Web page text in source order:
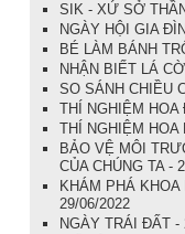
SIK - XỨ SỞ
NGÀY HỘI GIA
BÉ LÀM BÁNH
NHẬN BIẾT LÁ
SO SÁNH CHIỀU
THÍ NGHIỆM HOA
THÍ NGHIỆM HOA
BẢO VỆ MÔI
CỦA CHÚNG TA -
KHÁM PHÁ
29/06/2022
NGÀY TRÁI ĐẤT -